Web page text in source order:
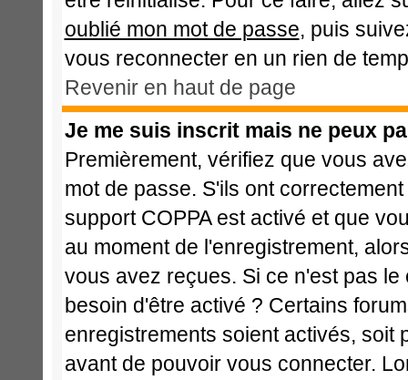
oublié mon mot de passe, puis
vous reconnecter en un rien de
Revenir en haut de page
Je me suis inscrit mais ne peux
Premièrement, vérifiez que vous
mot de passe. S'ils ont
support COPPA est activé et que
au moment de l'enregistrement,
vous avez reçues. Si ce n'est pas
besoin d'être activé ? Certains
enregistrements soient activés, soit
avant de pouvoir vous connecter.